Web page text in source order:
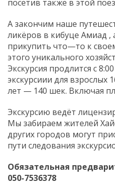
посетив также в этой
А закончим наше
ликёров в кибуце Амиад
прикупить что—то к
этого уникального
Экскурсия продлится с
экскурсиии для взрослых
лет — 140 шек. Включая
Экскурсию ведёт
Мы забираем жителей
других городов могут
пути следования
Обязательная
050-7536378